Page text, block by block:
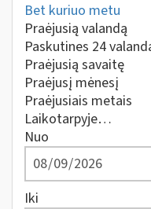
Bet kuriuo metu
Praėjusią valandą
Paskutines 24
Praėjusią savaitę
Praėjusį mėnesį
Praėjusiais metais
Laikotarpyje…
Nuo
Iki